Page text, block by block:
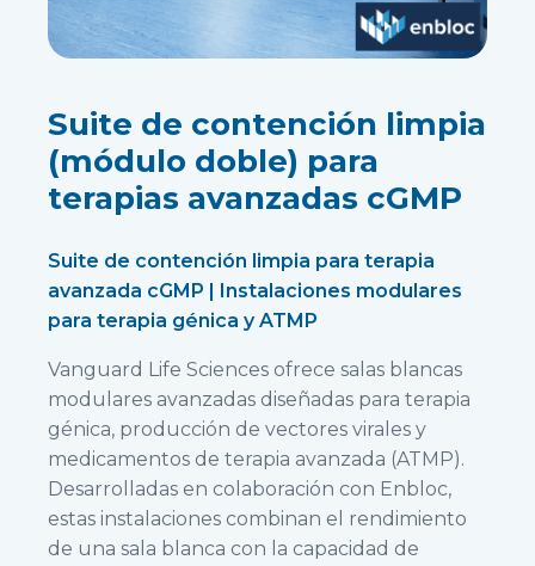
Suite de contención limpia
(módulo doble) para
terapias avanzadas cGMP
Suite de contención limpia para terapia
avanzada cGMP | Instalaciones modulares
para terapia génica y ATMP
Vanguard Life Sciences ofrece salas blancas
modulares avanzadas diseñadas para terapia
génica, producción de vectores virales y
medicamentos de terapia avanzada (ATMP).
Desarrolladas en colaboración con Enbloc,
estas instalaciones combinan el rendimiento
de una sala blanca con la capacidad de